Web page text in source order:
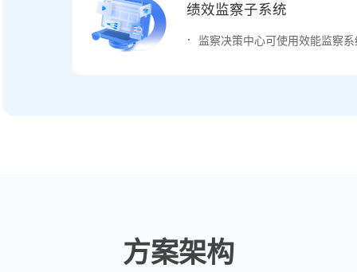
绩效监察子系统
监察决策中心可使用效能监察
方案架构